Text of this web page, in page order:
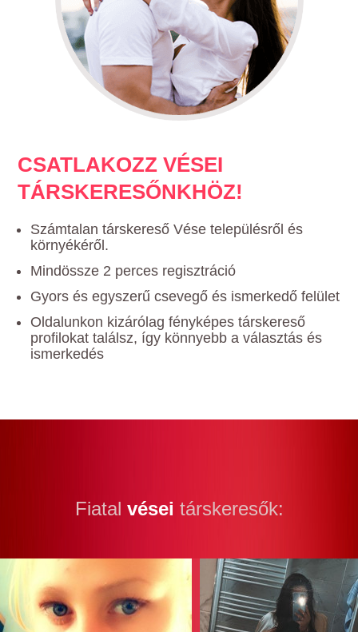
CSATLAKOZZ VÉSEI
TÁRSKERESŐNKHÖZ!
Számtalan társkereső Vése településről és
környékéről.
Mindössze 2 perces regisztráció
Gyors és egyszerű csevegő és ismerkedő felület
Oldalunkon kizárólag fényképes társkereső
profilokat találsz, így könnyebb a választás és
ismerkedés
Fiatal vései társkeresők: